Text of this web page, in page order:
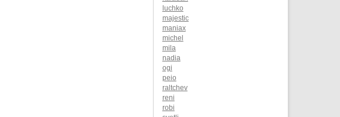
luchko
majestic
maniax
michel
mila
nadia
ogi
peio
raltchev
reni
robi